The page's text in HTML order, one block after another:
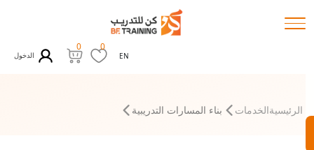
EN
0
0
الدخول
الرئيسيةالخدمات بناء المسارات التدريبية